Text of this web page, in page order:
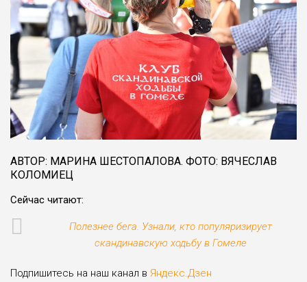
АВТОР: МАРИНА ШЕСТОПАЛОВА. ФОТО: ВЯЧЕСЛАВ
КОЛОМИЕЦ
Сейчас читают:
Полезнее бега. Узнали, кто популяризирует
скандинавскую ходьбу в Гомеле
Подпишитесь на наш канал в Яндекс.Дзен